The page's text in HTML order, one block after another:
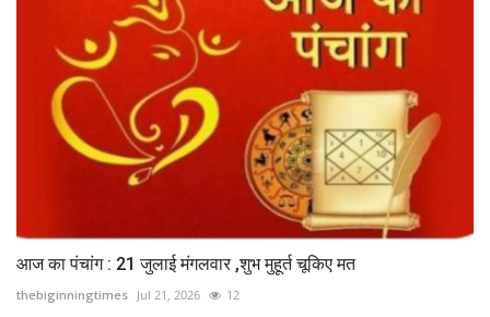
आज का पंचांग : 21 जुलाई मंगलवार ,शुभ मुहूर्त चूकिए मत
thebiginningtimes Jul 21, 2026 12